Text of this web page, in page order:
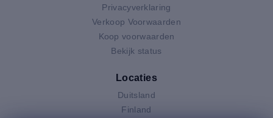
Privacyverklaring
Verkoop Voorwaarden
Koop voorwaarden
Bekijk status
Locaties
Duitsland
Finland